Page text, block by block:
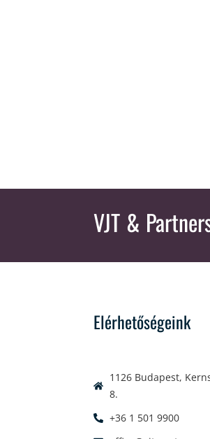
VJT &
Elérhetőségeink
1126 Budapest,
8.
+36 1 501 9900